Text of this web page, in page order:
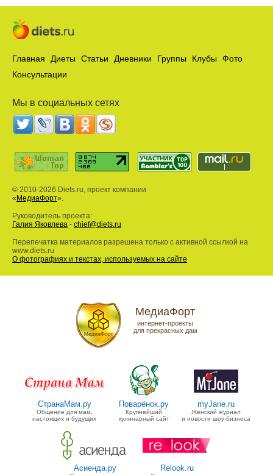
Главная Диеты Статьи Дневники Группы Клубы
Фото
Консультации
Мы в социальных сетях
© 2010-2026 Diets.ru, проект компании
« МедиаФорт».
Руководитель проекта:
Галия Яковлева - chief@diets.ru
Перепечатка материалов разрешена только с активной ссылкой на
www.diets.ru
О фотографиях и текстах, используемых на сайте
МедиаФорт
интернет-проекты
для прекрасных дам
СтранаМам.ру
Общение для мам,
настоящих и будущих
Поварёнок.ру
Крупнейший
кулинарный сайт
myJane.ru
Женский журнал
и новости шоу-бизнеса
Асиенда.ру Relook.ru